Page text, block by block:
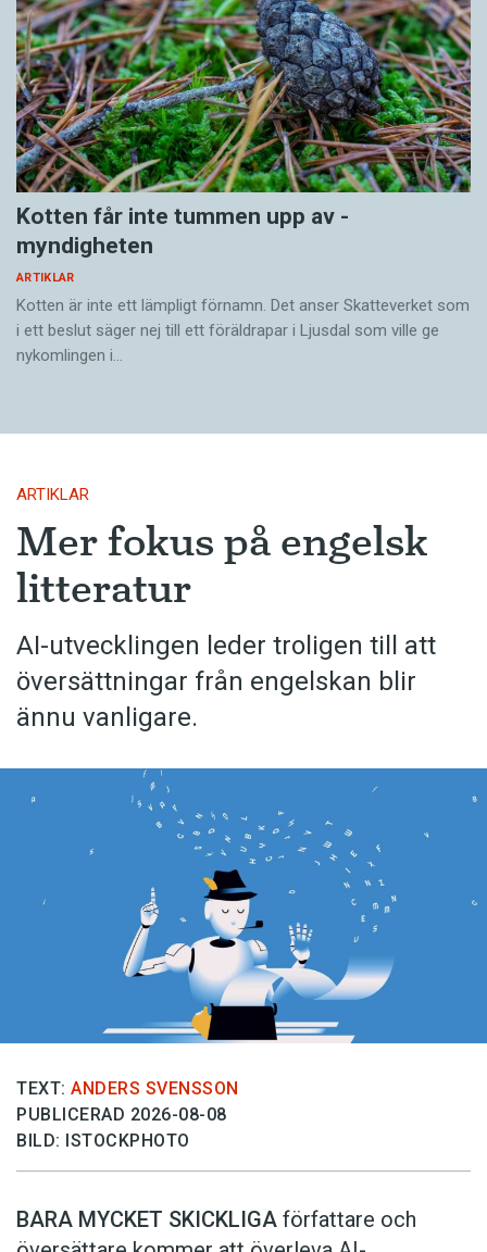
Kotten får inte tummen upp av ­
myndigheten
ARTIKLAR
Kotten är inte ett lämpligt förnamn. Det anser Skatte­verket som
i ett beslut säger nej till ett föräldra­par i Ljusdal som ville ge
nykomlingen i…
ARTIKLAR
Mer fokus på engelsk
litteratur
AI-utvecklingen leder troligen till att
översättningar från engelskan blir
ännu vanligare.
TEXT: ANDERS SVENSSON
PUBLICERAD 2026-08-08
BILD: ISTOCKPHOTO
BARA MYCKET SKICKLIGA författare och